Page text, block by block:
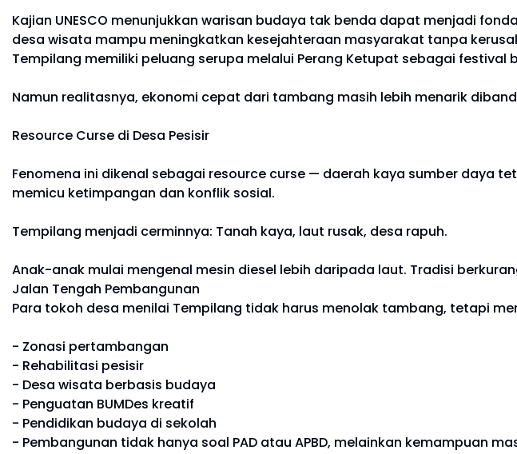
Kajian UNESCO menunjukkan warisan budaya tak benda dapat menjadi
desa wisata mampu meningkatkan kesejahteraan masyarakat tanpa
Tempilang memiliki peluang serupa melalui Perang Ketupat sebagai festival
Namun realitasnya, ekonomi cepat dari tambang masih lebih menarik
Resource Curse di Desa Pesisir
Fenomena ini dikenal sebagai resource curse — daerah kaya sumber daya
memicu ketimpangan dan konflik sosial.
Tempilang menjadi cerminnya: Tanah kaya, laut rusak, desa rapuh.
Anak-anak mulai mengenal mesin diesel lebih daripada laut. Tradisi
Jalan Tengah Pembangunan
Para tokoh desa menilai Tempilang tidak harus menolak tambang, tetapi
- Zonasi pertambangan
- Rehabilitasi pesisir
- Desa wisata berbasis budaya
- Penguatan BUMDes kreatif
- Pendidikan budaya di sekolah
- Pembangunan tidak hanya soal PAD atau APBD, melainkan kemampuan